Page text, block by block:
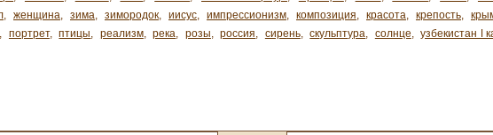
, женщина, зима, зимородок, иисус, импрессионизм, композиция, красота, крепость,
, портрет, птицы, реализм, река, розы, россия, сирень, скульптура, солнце, узбекистан ǀ